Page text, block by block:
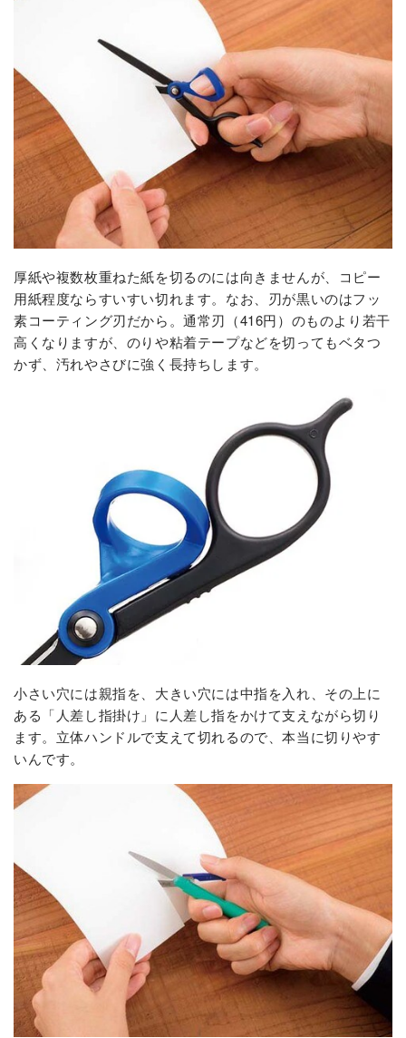
厚紙や複数枚重ねた紙を切るのには向きませんが、コピー
用紙程度ならすいすい切れます。なお、刃が黒いのはフッ
素コーティング刃だから。通常刃（416円）のものより若干
高くなりますが、のりや粘着テープなどを切ってもベタつ
かず、汚れやさびに強く長持ちします。
小さい穴には親指を、大きい穴には中指を入れ、その上に
ある「人差し指掛け」に人差し指をかけて支えながら切り
ます。立体ハンドルで支えて切れるので、本当に切りやす
いんです。